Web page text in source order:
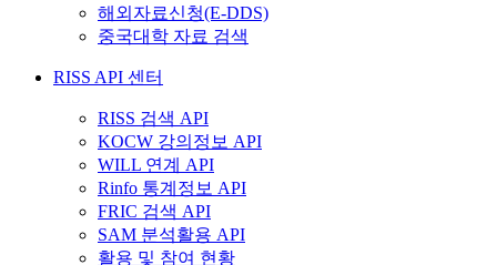
해외자료신청(E-DDS)
중국대학 자료 검색
RISS API 센터
RISS 검색 API
KOCW 강의정보 API
WILL 연계 API
Rinfo 통계정보 API
FRIC 검색 API
SAM 분석활용 API
활용 및 참여 현황